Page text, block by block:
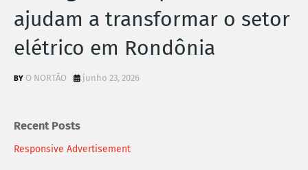
ajudam a transformar o setor
elétrico em Rondônia
O NORTÃO junho 23, 2026
Recent Posts
Responsive Advertisement